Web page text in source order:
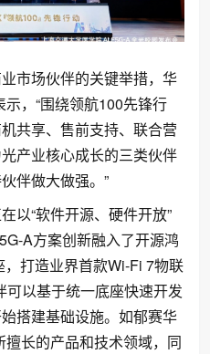
市场伙伴的关键举措，华
，“围绕领航100先锋行
共享、售前支持、联合营
产业核心成长的三类伙伴
伴做大做强。”
以“软件开源、硬件开放”
A方案创新融入了开源鸿
打造业界首款Wi-Fi 7物联
以基于统一底座快速开发
搭建基础设施。如郁赛华
擅长的产品和技术领域，同